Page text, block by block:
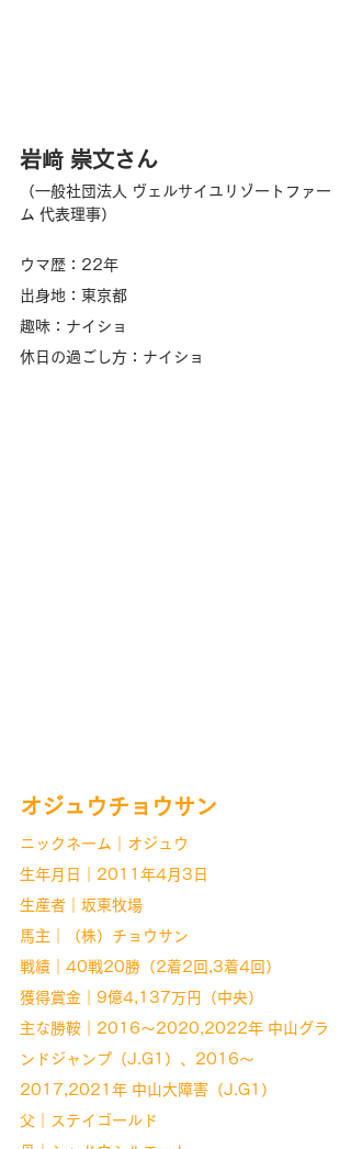
岩﨑 崇文さん
（一般社団法人 ヴェルサイユリゾートファー
ム 代表理事）
ウマ歴：22年
出身地：東京都
趣味：ナイショ
休日の過ごし方：ナイショ
オジュウチョウサン
ニックネーム｜オジュウ
生年月日｜2011年4月3日
生産者｜坂東牧場
馬主｜（株）チョウサン
戦績｜40戦20勝（2着2回,3着4回）
獲得賞金｜9億4,137万円（中央）
主な勝鞍｜2016〜2020,2022年 中山グラ
ンドジャンプ（J.G1）、2016〜
2017,2021年 中山大障害（J.G1）
父｜ステイゴールド